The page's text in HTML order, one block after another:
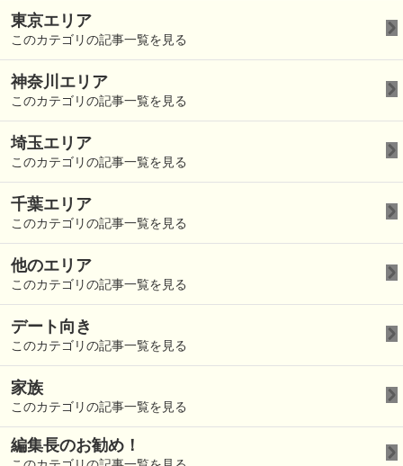
東京エリア
このカテゴリの記事一覧を見る
神奈川エリア
このカテゴリの記事一覧を見る
埼玉エリア
このカテゴリの記事一覧を見る
千葉エリア
このカテゴリの記事一覧を見る
他のエリア
このカテゴリの記事一覧を見る
デート向き
このカテゴリの記事一覧を見る
家族
このカテゴリの記事一覧を見る
編集長のお勧め！